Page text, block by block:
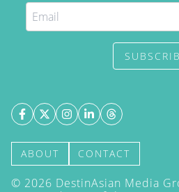
ABOUT CONTACT
© 2026 DestinAsian Media